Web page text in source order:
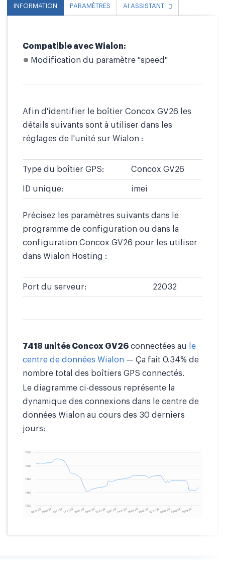
INFORMATION PARAMÈTRES AI ASSISTANT
Compatible avec Wialon:
Modification du paramètre "speed"
Afin d'identifier le boîtier Concox GV26 les
détails suivants sont à utiliser dans les
réglages de l'unité sur Wialon :
Type du boîtier GPS: Concox GV26
ID unique: imei
Précisez les paramètres suivants dans le
programme de configuration ou dans la
configuration Concox GV26 pour les utiliser
dans Wialon Hosting :
Port du serveur: 22032
7418 unités Concox GV26 connectées au
le
centre de données Wialon — Ça fait 0.34% de
nombre total des boîtiers GPS connectés.
Le diagramme ci-dessous représente la
dynamique des connexions dans le centre de
données Wialon au cours des 30 derniers
jours: